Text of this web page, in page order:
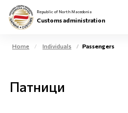
Republic of North Macedonia
Customs administration
Home Individuals Passengers
Патници